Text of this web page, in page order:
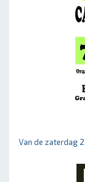
Van de zaterdag